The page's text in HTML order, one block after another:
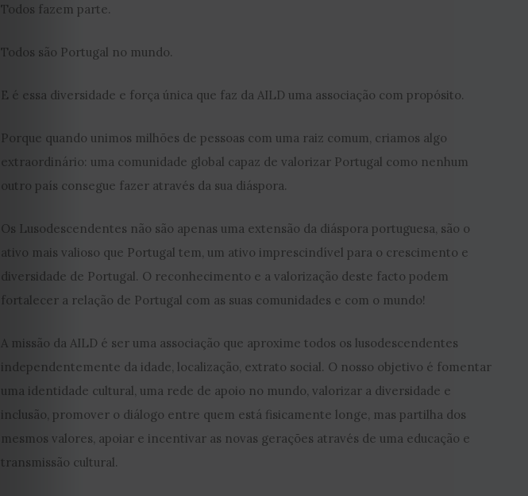
2022
2021
Obras
de
Capa
Contactos
Estatuto
Editorial
Política
de
privacidade
Termos
Todos fazem parte.
Todos são Portugal no mundo.
E é essa diversidade e força única que faz da AILD uma associação com propósito.
Porque quando unimos milhões de pessoas com uma raiz comum, criamos algo
extraordinário: uma comunidade global capaz de valorizar Portugal como nenhum
outro país consegue fazer através da sua diáspora.
Os Lusodescendentes não são apenas uma extensão da diáspora portuguesa, são o
ativo mais valioso que Portugal tem, um ativo imprescindível para o crescimento e
diversidade de Portugal. O reconhecimento e a valorização deste facto podem
fortalecer a relação de Portugal com as suas comunidades e com o mundo!
A missão da AILD é ser uma associação que aproxime todos os lusodescendentes
independentemente da idade, localização, extrato social. O nosso objetivo é fomentar
uma identidade cultural, uma rede de apoio no mundo, valorizar a diversidade e
inclusão, promover o diálogo entre quem está fisicamente longe, mas partilha dos
mesmos valores, apoiar e incentivar as novas gerações através de uma educação e
transmissão cultural.